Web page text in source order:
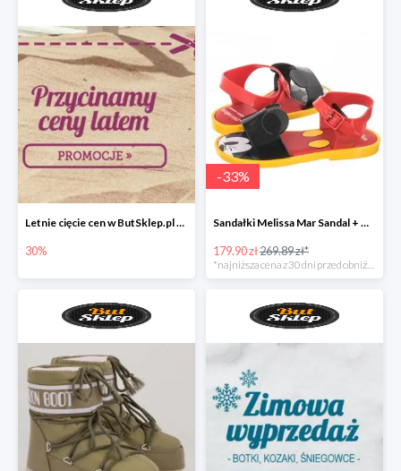
Letnie cięcie cen w ButSklep.pl do -30%
30%
-33%
Sandałki Melissa Mar Sandal + Mickey pachnące gumą balonową!
179.90 zł269.89 zł*
*najniższa cena z 30 dni przed obniżką